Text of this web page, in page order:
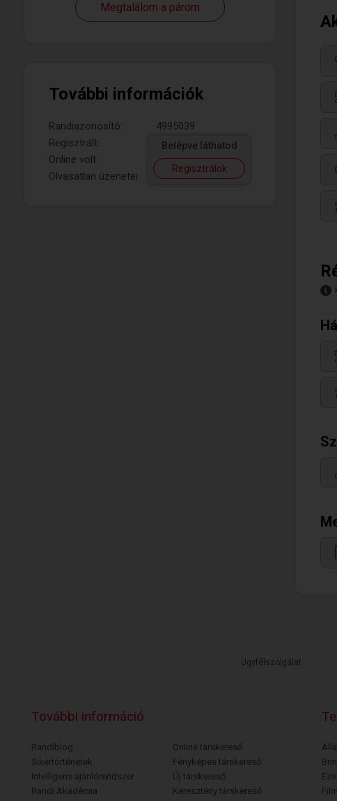
Megtalálom a párom
További információk
Randiazonosító:
4995039
Regisztrált:
Online volt:
Olvasatlan üzenetei:
Belépve láthatod
Regisztrálok
Ügyfélszolgálat
További információ
Randiblog
Sikertörténetek
Intelligens ajánlórendszer
Randi Akadémia
Online társkereső
Fényképes társkereső
Új társkereső
Keresztény társkereső